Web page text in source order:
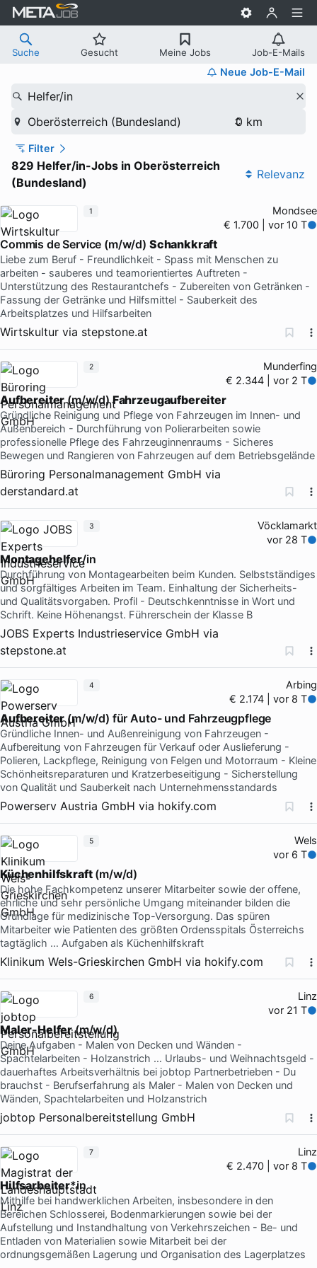
Suche Gesucht Meine Jobs Job-E-Mails
Neue Job-E-Mail
Helfer/in
Oberösterreich (Bundesland)
Filter
829 Helfer/in-Jobs in Oberösterreich
(Bundesland)
Relevanz
Mondsee
€ 1.700 | vor 10 T
Commis de Service (m/w/d) Schankkraft
Liebe zum Beruf - Freundlichkeit - Spass mit Menschen zu
arbeiten - sauberes und teamorientiertes Auftreten -
Unterstützung des Restaurantchefs - Zubereiten von Getränken -
Fassung der Getränke und Hilfsmittel - Sauberkeit des
Arbeitsplatzes und Hilfsarbeiten
Wirtskultur via stepstone.at
1
Munderfing
€ 2.344 | vor 2 T
Aufbereiter(m/w/d)Fahrzeugaufbereiter
Gründliche Reinigung und Pflege von Fahrzeugen im Innen- und
Außenbereich - Durchführung von Polierarbeiten sowie
professionelle Pflege des Fahrzeuginnenraums - Sicheres
Bewegen und Rangieren von Fahrzeugen auf dem Betriebsgelände
Büroring Personalmanagement GmbH via
derstandard.at
2
Vöcklamarkt
vor 28 T
Montagehelfer/in
Durchführung von Montagearbeiten beim Kunden. Selbstständiges
und sorgfältiges Arbeiten im Team. Einhaltung der Sicherheits-
und Qualitätsvorgaben. Profil - Deutschkenntnisse in Wort und
Schrift. Keine Höhenangst. Führerschein der Klasse B
JOBS Experts Industrieservice GmbH via
stepstone.at
3
Arbing
€ 2.174 | vor 8 T
Aufbereiter(m/w/d) für Auto- und Fahrzeugpflege
Gründliche Innen- und Außenreinigung von Fahrzeugen -
Aufbereitung von Fahrzeugen für Verkauf oder Auslieferung -
Polieren, Lackpflege, Reinigung von Felgen und Motorraum - Kleine
Schönheitsreparaturen und Kratzerbeseitigung - Sicherstellung
von Qualität und Sauberkeit nach Unternehmensstandards
Powerserv Austria GmbH via hokify.com
4
Wels
vor 6 T
Küchenhilfskraft(m/w/d)
Die hohe Fachkompetenz unserer Mitarbeiter sowie der offene,
ehrliche und sehr persönliche Umgang miteinander bilden die
Grundlage für medizinische Top-Versorgung. Das spüren
Mitarbeiter wie Patienten des größten Ordensspitals Österreichs
tagtäglich … Aufgaben als Küchenhilfskraft
Klinikum Wels-Grieskirchen GmbH via hokify.com
5
Linz
vor 21 T
Maler-Helfer(m/w/d)
Deine Aufgaben - Malen von Decken und Wänden -
Spachtelarbeiten - Holzanstrich … Urlaubs- und Weihnachtsgeld -
dauerhaftes Arbeitsverhältnis bei jobtop Partnerbetrieben - Du
brauchst - Berufserfahrung als Maler - Malen von Decken und
Wänden, Spachtelarbeiten und Holzanstrich
jobtop Personalbereitstellung GmbH
6
Linz
€ 2.470 | vor 8 T
Hilfsarbeiter*in
Mithilfe bei handwerklichen Arbeiten, insbesondere in den
Bereichen Schlosserei, Bodenmarkierungen sowie bei der
Aufstellung und Instandhaltung von Verkehrszeichen - Be- und
Entladen von Materialien sowie Mitarbeit bei der
ordnungsgemäßen Lagerung und Organisation des Lagerplatzes
7